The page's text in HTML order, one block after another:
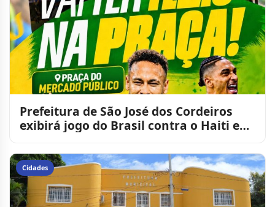
Prefeitura de São José dos Cordeiros
exibirá jogo do Brasil contra o Haiti em
Cidades